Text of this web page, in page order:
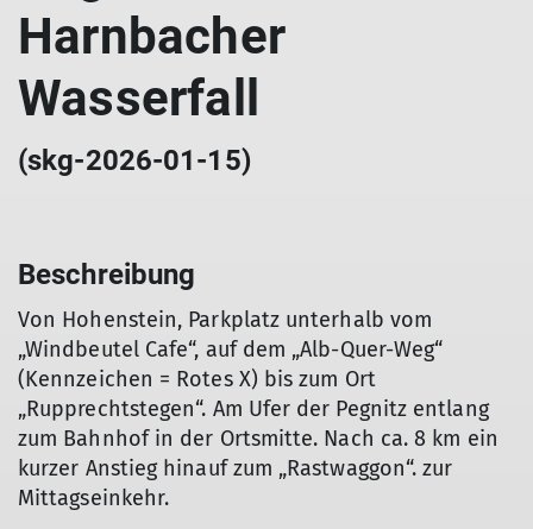
Harnbacher
Wasserfall
(skg-2026-01-15)
Beschreibung
Von Hohenstein, Parkplatz unterhalb vom
„Windbeutel Cafe“, auf dem „Alb-Quer-Weg“
(Kennzeichen = Rotes X) bis zum Ort
„Rupprechtstegen“. Am Ufer der Pegnitz entlang
zum Bahnhof in der Ortsmitte. Nach ca. 8 km ein
kurzer Anstieg hinauf zum „Rastwaggon“. zur
Mittagseinkehr.